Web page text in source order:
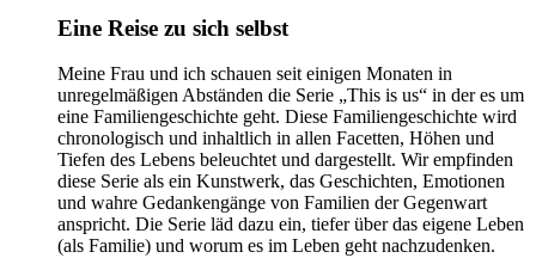
Eine Reise zu sich selbst
Meine Frau und ich schauen seit einigen Monaten in
unregelmäßigen Abständen die Serie „This is us“ in der es um
eine Familiengeschichte geht. Diese Familiengeschichte wird
chronologisch und inhaltlich in allen Facetten, Höhen und
Tiefen des Lebens beleuchtet und dargestellt. Wir empfinden
diese Serie als ein Kunstwerk, das Geschichten, Emotionen
und wahre Gedankengänge von Familien der Gegenwart
anspricht. Die Serie läd dazu ein, tiefer über das eigene Leben
(als Familie) und worum es im Leben geht nachzudenken.